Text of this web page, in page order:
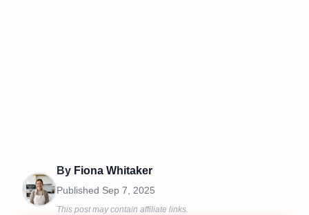
By Fiona Whitaker
Published Sep 7, 2025
This post may contain affiliate links.